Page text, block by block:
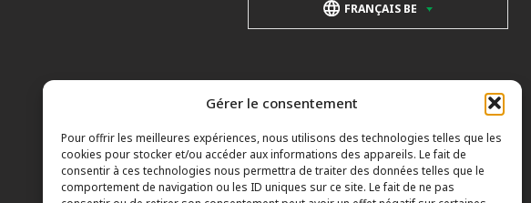
Gérer le consentement
Pour offrir les meilleures expériences, nous utilisons des technologies telles que les
cookies pour stocker et/ou accéder aux informations des appareils. Le fait de
consentir à ces technologies nous permettra de traiter des données telles que le
comportement de navigation ou les ID uniques sur ce site. Le fait de ne pas
FRANÇAIS BE